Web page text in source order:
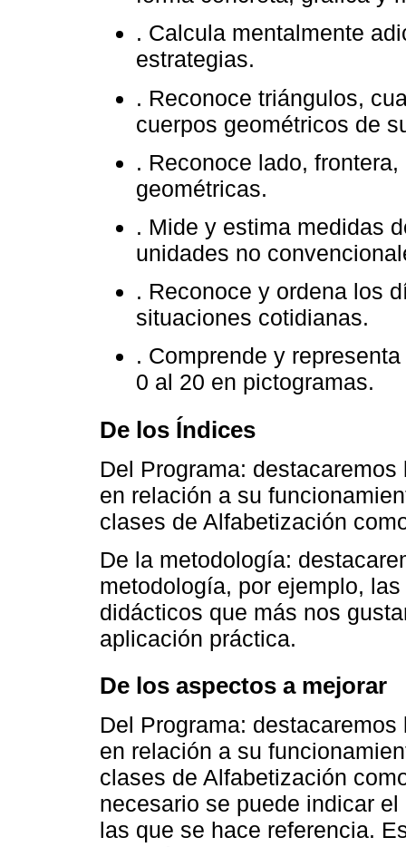
. Calcula mentalmente
estrategias.
. Reconoce triángulos,
cuerpos geométricos de
. Reconoce lado,
geométricas.
. Mide y estima medidas
unidades no
. Reconoce y ordena los
situaciones cotidianas.
. Comprende y
0 al 20 en pictogramas.
De los Índices
Del Programa:
en relación a su
clases de Alfabetización
De la metodología:
metodología, por ejemplo,
didácticos que más nos
aplicación práctica.
De los aspectos a mejorar
Del Programa:
en relación a su
clases de Alfabetización
necesario se puede indicar
las que se hace referencia.